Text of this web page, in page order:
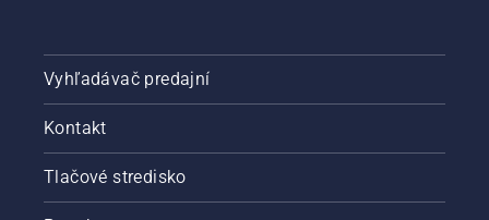
Vyhľadávač predajní
Kontakt
Tlačové stredisko